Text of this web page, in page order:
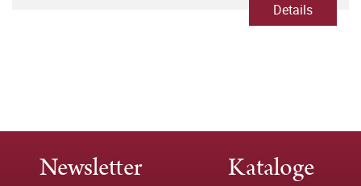
Details
Newsletter Kataloge